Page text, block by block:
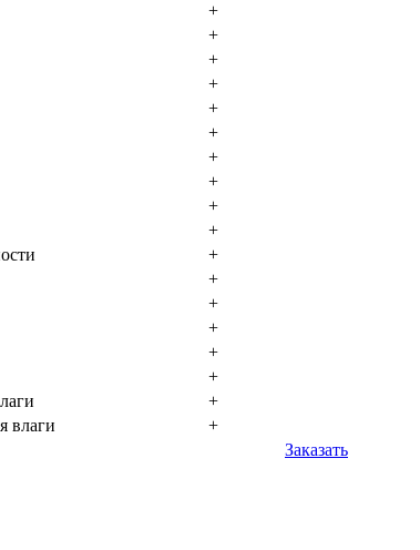
+
+
+
+
+
+
+
+
+
+
+
+
+
+
+
+
+
влaги
+
Заказать